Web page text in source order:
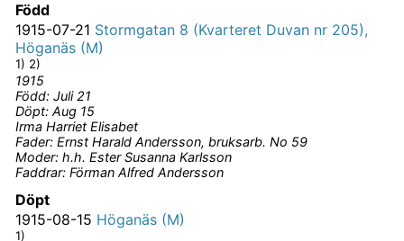
Född
1915-07-21 Stormgatan 8 (Kvarteret Duvan nr 205),
Höganäs (M)
1) 2)
1915
Född: Juli 21
Döpt: Aug 15
Irma Harriet Elisabet
Fader: Ernst Harald Andersson, bruksarb. No 59
Moder: h.h. Ester Susanna Karlsson
Faddrar: Förman Alfred Andersson
Döpt
1915-08-15 Höganäs (M)
1)